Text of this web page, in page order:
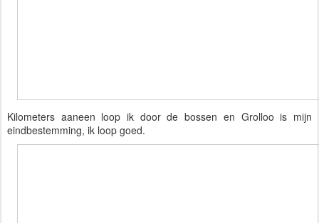
Kilometers aaneen loop ik door de bossen en Grolloo is mijn
eindbestemming, ik loop goed.